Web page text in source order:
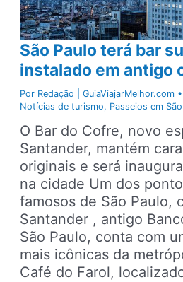
São Paulo terá bar
instalado em antigo
Por Redação | GuiaViajarMelhor.com
Notícias de turismo, Passeios em
O Bar do Cofre, novo
Santander, mantém
originais e será
na cidade Um dos
famosos de São Paulo,
Santander , antigo
São Paulo, conta com
mais icônicas da
Café do Farol,